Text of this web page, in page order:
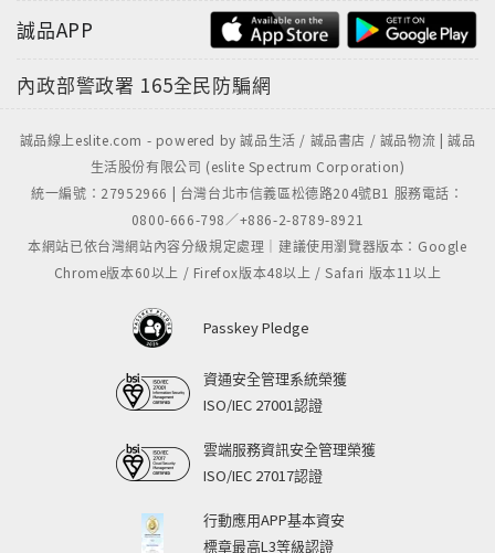
誠品APP
內政部警政署 165全民防騙網
誠品線上eslite.com - powered by 誠品生活 / 誠品書店 / 誠品物流 | 誠品
生活股份有限公司 (eslite Spectrum Corporation)
統一編號：27952966 | 台灣台北市信義區松德路204號B1 服務電話：
0800-666-798／+886-2-8789-8921
本網站已依台灣網站內容分級規定處理｜建議使用瀏覽器版本：Google
Chrome版本60以上 / Firefox版本48以上 / Safari 版本11以上
Passkey Pledge
資通安全管理系統榮獲
ISO/IEC 27001認證
雲端服務資訊安全管理榮獲
ISO/IEC 27017認證
行動應用APP基本資安
標章最高L3等級認證